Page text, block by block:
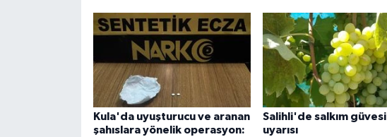
Kula'da uyuşturucu ve aranan
şahıslara yönelik operasyon:
Salihli'de salkım güvesi
uyarısı